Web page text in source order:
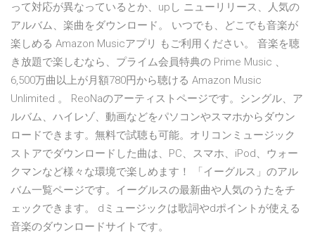
って対応が異なっているとか、upし ニューリリース、人気の
アルバム、楽曲をダウンロード。 いつでも、どこでも音楽が
楽しめる Amazon Musicアプリ もご利用ください。 音楽を聴
き放題で楽しむなら、プライム会員特典の Prime Music 、
6,500万曲以上が月額780円から聴ける Amazon Music
Unlimited 。 ReoNaのアーティストページです。シングル、ア
ルバム、ハイレゾ、動画などをパソコンやスマホからダウン
ロードできます。無料で試聴も可能。オリコンミュージック
ストアでダウンロードした曲は、PC、スマホ、iPod、ウォー
クマンなど様々な環境で楽しめます！ 「イーグルス」のアル
バム一覧ページです。イーグルスの最新曲や人気のうたをチ
ェックできます。 dミュージックは歌詞やdポイントが使える
音楽のダウンロードサイトです。